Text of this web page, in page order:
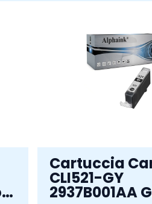
Cartuccia
CLI521-GY
2937B001AA